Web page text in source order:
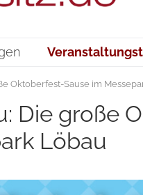
Oktoberfest-Sause im
Die große
Löbau